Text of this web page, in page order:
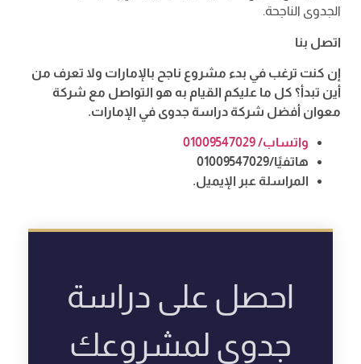
الجدوى الناجحة.
اتصل بنا
إن كنت ترغب في بدء مشروع ناجح بالإمارات ولا تعرف من
أين تبدأ؟ كل ما عليكم القيام به هو التواصل مع شركة
معوان أفضل شركة دراسة جدوى في الإمارات.
واتساب/ 01009547029
هاتفيًا/01009547029
المراسلة عبر الإيميل.
احصل على دراسة
جدوى لمشروعك